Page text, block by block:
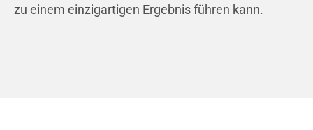
zu einem einzigartigen Ergebnis führen kann.